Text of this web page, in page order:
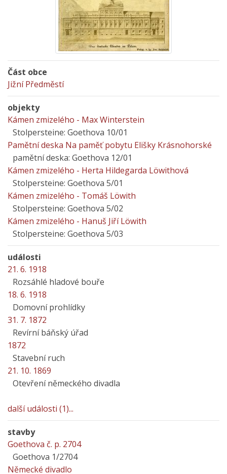
Část obce
Jižní Předměstí
objekty
Kámen zmizelého - Max Winterstein
Stolpersteine: Goethova 10/01
Pamětní deska Na paměť pobytu Elišky Krásnohorské
pamětní deska: Goethova 12/01
Kámen zmizelého - Herta Hildegarda Löwithová
Stolpersteine: Goethova 5/01
Kámen zmizelého - Tomáš Löwith
Stolpersteine: Goethova 5/02
Kámen zmizelého - Hanuš Jiří Löwith
Stolpersteine: Goethova 5/03
události
21. 6. 1918
Rozsáhlé hladové bouře
18. 6. 1918
Domovní prohlídky
31. 7. 1872
Revírní báňský úřad
1872
Stavební ruch
21. 10. 1869
Otevření německého divadla
další události (1)...
stavby
Goethova č. p. 2704
Goethova 1/2704
Německé divadlo